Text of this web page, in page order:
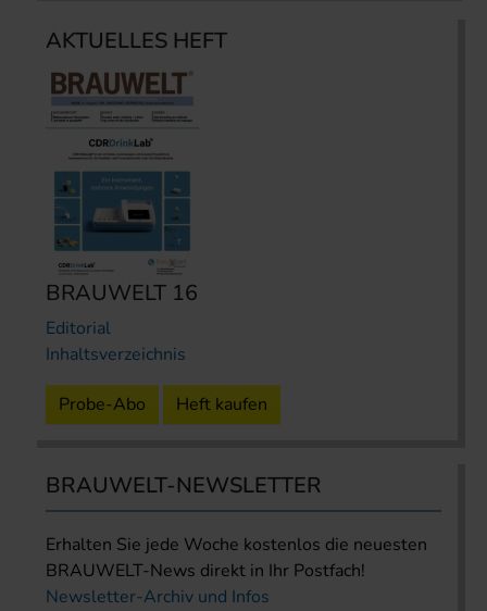
AKTUELLES HEFT
BRAUWELT 16
Editorial
Inhaltsverzeichnis
Probe-Abo Heft kaufen
BRAUWELT-NEWSLETTER
Erhalten Sie jede Woche kostenlos die neuesten
BRAUWELT-News direkt in Ihr Postfach!
Newsletter-Archiv und Infos